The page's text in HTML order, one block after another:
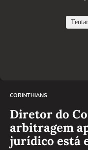
CORINTHIANS
Diretor do
arbitragem
jurídico está